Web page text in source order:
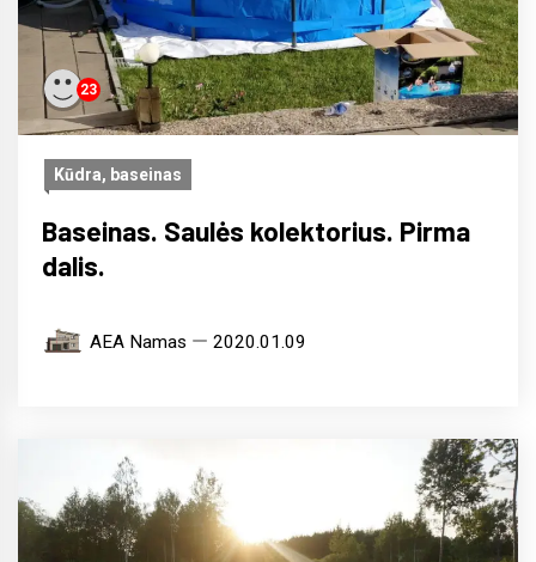
23
Kūdra, baseinas
Baseinas. Saulės kolektorius. Pirma
dalis.
AEA Namas 2020.01.09